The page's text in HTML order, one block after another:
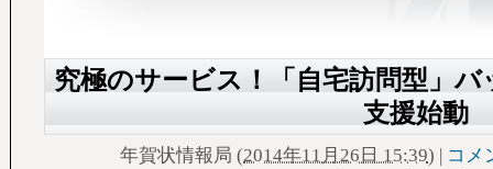
究極のサービス！「自宅訪問型」
支援始動
年賀状情報局 (2014年11月26日 15:39) コメ